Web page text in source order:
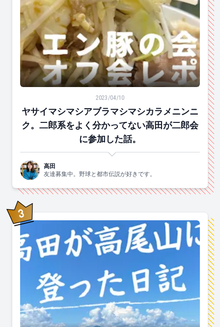
ヤサイマシマシアブラマシマシカラメニンニク。二郎
2023/04/10
ヤサイマシマシアブラマシマシカラメニンニ
ク。二郎系をよく分かってない高田が二郎会
に参加した話。
高田
友達募集中。野球と都市伝説が好きです。
3位